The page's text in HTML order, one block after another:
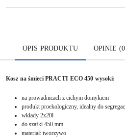
OPIS PRODUKTU OPINIE
Kosz na śmieci PRACTI ECO 450 wysoki:
na prowadnicach z cichym domykiem
produkt proekologiczny, idealny do
wkłady 2x20l
do szafki 450 mm
materiał: tworzywo